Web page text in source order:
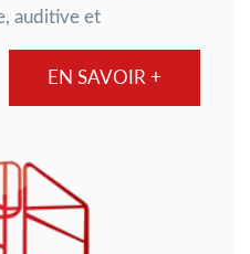
auditive et
EN SAVOIR +